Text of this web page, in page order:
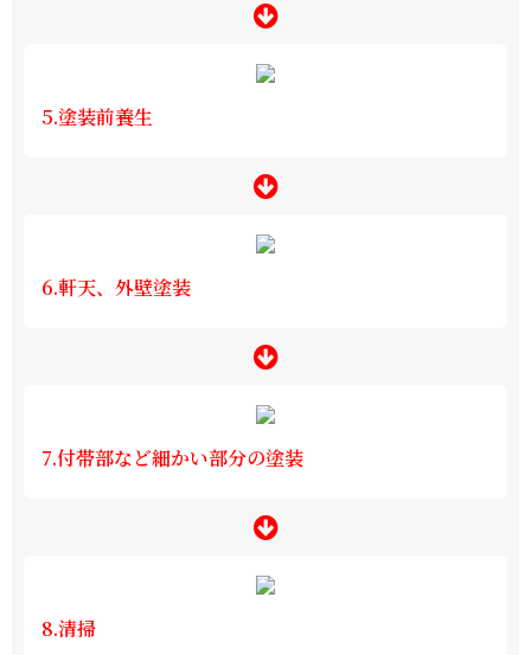
5.塗装前養生
6.軒天、外壁塗装
7.付帯部など細かい部分の塗装
8.清掃